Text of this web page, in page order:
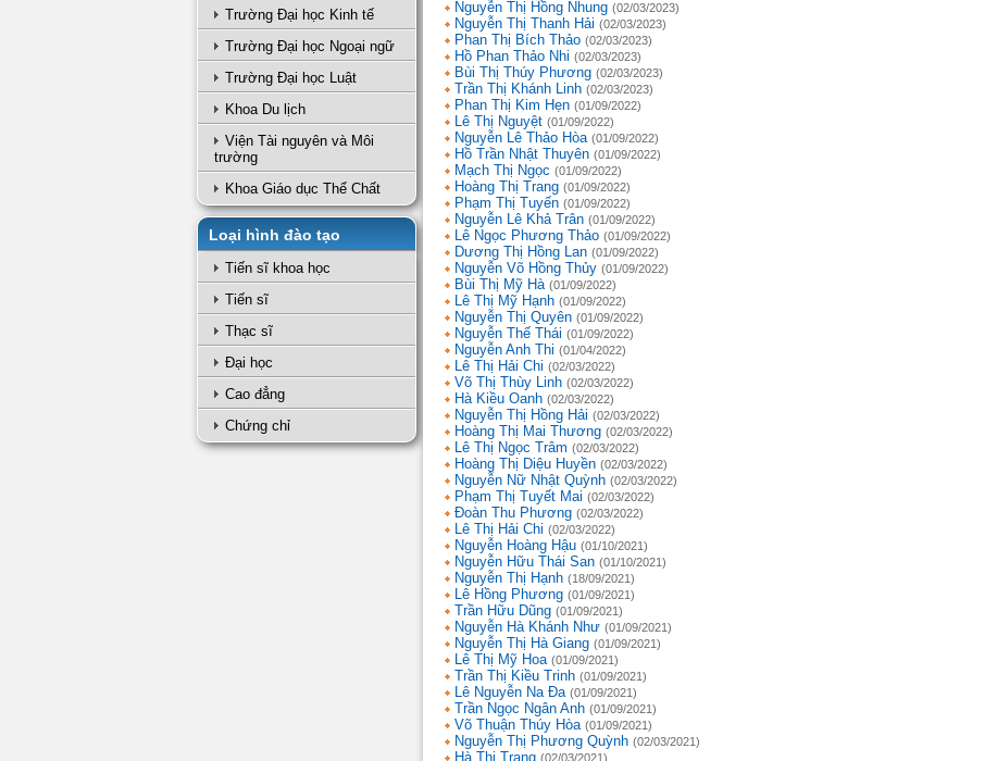
Trường Đại học Kinh tế
Trường Đại học Ngoại ngữ
Trường Đại học Luật
Khoa Du lịch
Viện Tài nguyên và Môi
trường
Khoa Giáo dục Thể Chất
Loại hình đào tạo
Tiến sĩ khoa học
Tiến sĩ
Thạc sĩ
Đại học
Cao đẳng
Chứng chỉ
Nguyễn Thị Hồng Nhung (02/03/2023)
Nguyễn Thị Thanh Hải (02/03/2023)
Phan Thị Bích Thảo (02/03/2023)
Hồ Phan Thảo Nhi (02/03/2023)
Bùi Thị Thúy Phương (02/03/2023)
Trần Thị Khánh Linh (02/03/2023)
Phan Thị Kim Hẹn (01/09/2022)
Lê Thị Nguyệt (01/09/2022)
Nguyễn Lê Thảo Hòa (01/09/2022)
Hồ Trần Nhật Thuyên (01/09/2022)
Mạch Thị Ngọc (01/09/2022)
Hoàng Thị Trang (01/09/2022)
Phạm Thị Tuyến (01/09/2022)
Nguyễn Lê Khả Trân (01/09/2022)
Lê Ngọc Phương Thảo (01/09/2022)
Dương Thị Hồng Lan (01/09/2022)
Nguyễn Võ Hồng Thủy (01/09/2022)
Bùi Thị Mỹ Hà (01/09/2022)
Lê Thị Mỹ Hạnh (01/09/2022)
Nguyễn Thị Quyên (01/09/2022)
Nguyễn Thế Thái (01/09/2022)
Nguyễn Anh Thi (01/04/2022)
Lê Thị Hải Chi (02/03/2022)
Võ Thị Thùy Linh (02/03/2022)
Hà Kiều Oanh (02/03/2022)
Nguyễn Thị Hồng Hải (02/03/2022)
Hoàng Thị Mai Thương (02/03/2022)
Lê Thị Ngọc Trâm (02/03/2022)
Hoàng Thị Diệu Huyền (02/03/2022)
Nguyễn Nữ Nhật Quỳnh (02/03/2022)
Phạm Thị Tuyết Mai (02/03/2022)
Đoàn Thu Phương (02/03/2022)
Lê Thị Hải Chi (02/03/2022)
Nguyễn Hoàng Hậu (01/10/2021)
Nguyễn Hữu Thái San (01/10/2021)
Nguyễn Thị Hạnh (18/09/2021)
Lê Hồng Phương (01/09/2021)
Trần Hữu Dũng (01/09/2021)
Nguyễn Hà Khánh Như (01/09/2021)
Nguyễn Thị Hà Giang (01/09/2021)
Lê Thị Mỹ Hoa (01/09/2021)
Trần Thị Kiều Trinh (01/09/2021)
Lê Nguyễn Na Đa (01/09/2021)
Trần Ngọc Ngân Anh (01/09/2021)
Võ Thuận Thúy Hòa (01/09/2021)
Nguyễn Thị Phương Quỳnh (02/03/2021)
Hà Thị Trang (02/03/2021)